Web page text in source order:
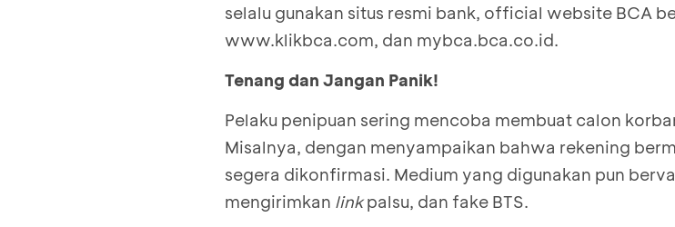
selalu gunakan situs resmi bank, official website BCA
www.klikbca.com, dan mybca.bca.co.id.
Tenang dan Jangan Panik!
Pelaku penipuan sering mencoba membuat calon
Misalnya, dengan menyampaikan bahwa rekening
segera dikonfirmasi. Medium yang digunakan pun
mengirimkan linkpalsu, dan fake BTS.